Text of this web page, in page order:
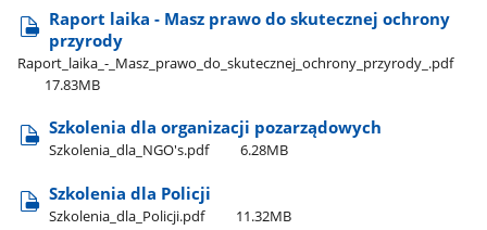
Raport laika - Masz prawo do skutecznej ochrony
przyrody
Raport​_laika​_-​_Masz​_prawo​_do​_skutecznej​_ochrony​_przyrody​_.pdf
17.83MB
Szkolenia dla organizacji pozarządowych
Szkolenia​_dla​_NGO's.pdf 6.28MB
Szkolenia dla Policji
Szkolenia​_dla​_Policji.pdf 11.32MB